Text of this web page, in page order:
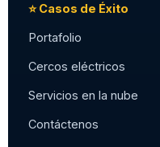
⭐ Casos de Éxito
Portafolio
Cercos eléctricos
Servicios en la nube
Contáctenos